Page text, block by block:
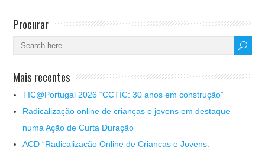
Procurar
Mais recentes
TIC@Portugal 2026 “CCTIC: 30 anos em construção”
Radicalização online de crianças e jovens em destaque
numa Ação de Curta Duração
ACD “Radicalização Online de Crianças e Jovens: